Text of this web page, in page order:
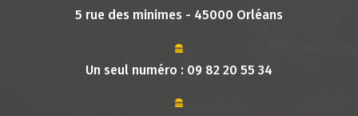
5 rue des minimes - 45000 Orléans
Un seul numéro : 09 82 20 55 34